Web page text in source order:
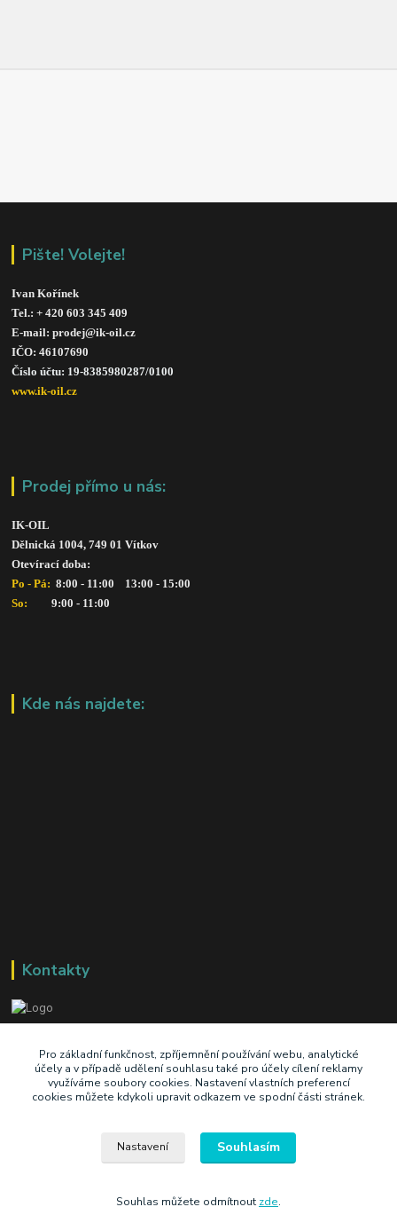
Pište! Volejte!
Ivan Kořínek
Tel.: + 420 603 345 409
E-mail: prodej@ik-oil.cz
IČO: 46107690
Číslo účtu: 19-8385980287/0100
www.ik-oil.cz
Prodej přímo u nás:
IK-OIL
Dělnická 1004, 749 01 Vítkov
Otevírací doba:
Po - Pá: 8:00 - 11:00    13:00 - 15:00
So:
      9:00 - 11:00
Kde nás najdete:
Kontakty
+420 603 345 409
prodej@ik-oil.cz
Pro základní funkčnost, zpříjemnění používání webu, analytické
účely a v případě udělení souhlasu také pro účely cílení reklamy
využíváme soubory cookies. Nastavení vlastních preferencí
cookies můžete kdykoli upravit odkazem ve spodní části stránek.
Nastavení Souhlasím
Souhlas můžete odmítnout zde.